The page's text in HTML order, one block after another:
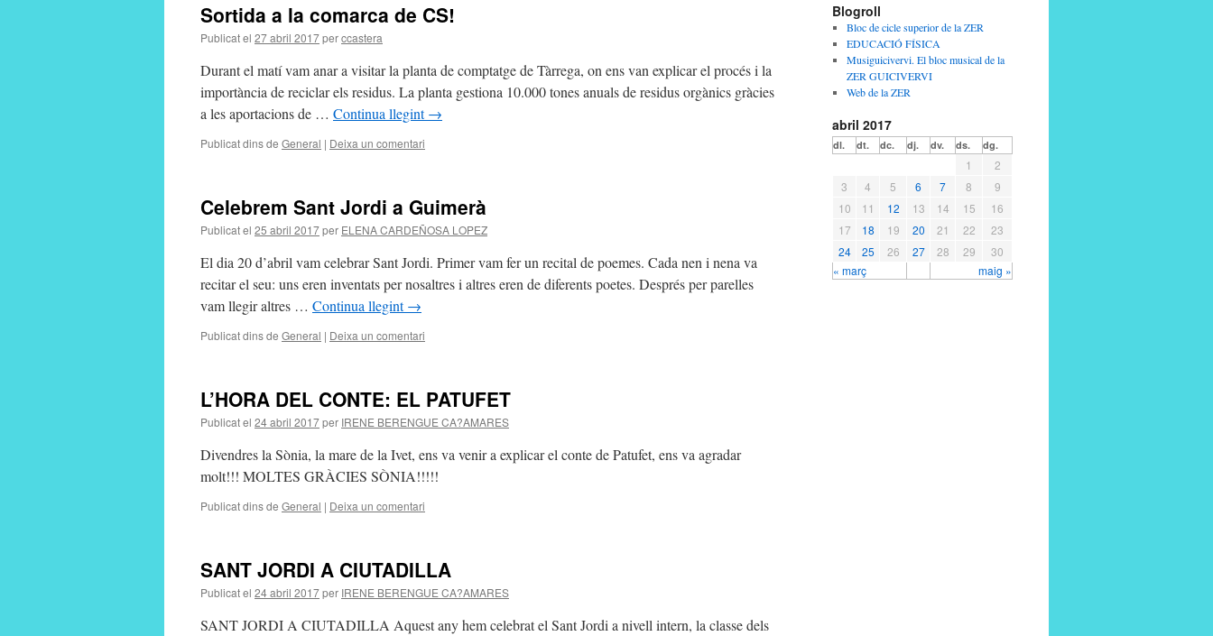
Sortida a la comarca de CS!
Publicat el 27 abril 2017perccastera
Durant el matí vam anar a visitar la planta de comptatge de Tàrrega, on ens van explicar el procés i la
importància de reciclar els residus. La planta gestiona 10.000 tones anuals de residus orgànics gràcies
a les aportacions de … Continua llegint→
Publicat dins de General | Deixa un comentari
Celebrem Sant Jordi a Guimerà
Publicat el 25 abril 2017per ELENA CARDEÑOSA LOPEZ
El dia 20 d’abril vam celebrar Sant Jordi. Primer vam fer un recital de poemes. Cada nen i nena va
recitar el seu: uns eren inventats per nosaltres i altres eren de diferents poetes. Després per parelles
vam llegir altres … Continua llegint→
Publicat dins de General | Deixa un comentari
L’HORA DEL CONTE: EL PATUFET
Publicat el 24 abril 2017per IRENE BERENGUE CA?AMARES
Divendres la Sònia, la mare de la Ivet, ens va venir a explicar el conte de Patufet, ens va agradar
molt!!! MOLTES GRÀCIES SÒNIA!!!!!
Publicat dins de General | Deixa un comentari
SANT JORDI A CIUTADILLA
Publicat el 24 abril 2017per IRENE BERENGUE CA?AMARES
SANT JORDI A CIUTADILLA Aquest any hem celebrat el Sant Jordi a nivell intern, la classe dels
Blogroll
Bloc de cicle superior de la ZER
EDUCACIÓ FÍSICA
Musiguicivervi. El bloc musical de la
ZER GUICIVERVI
Web de la ZER
abril 2017
dl. dt. dc. dj. dv. ds. dg.
« març maig »
1
2
3
4 5 6 7 8
9
10
11 12 13 14 15
16
17
18 19 20 21 22
23
24
25 26 27 28 29 30